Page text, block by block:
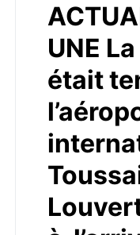
UNE
était